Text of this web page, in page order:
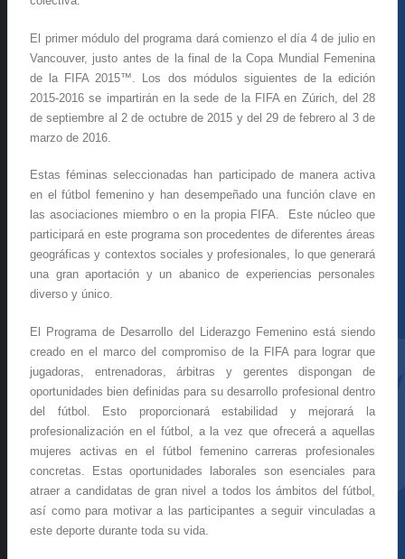
El primer módulo del programa dará comienzo el día 4 de julio en
Vancouver, justo antes de la final de la Copa Mundial Femenina
de la FIFA 2015™. Los dos módulos siguientes de la edición
2015-2016 se impartirán en la sede de la FIFA en Zúrich, del 28
de septiembre al 2 de octubre de 2015 y del 29 de febrero al 3 de
marzo de 2016.
Estas féminas seleccionadas han participado de manera activa
en el fútbol femenino y han desempeñado una función clave en
las asociaciones miembro o en la propia FIFA. Este núcleo que
participará en este programa son procedentes de diferentes áreas
geográficas y contextos sociales y profesionales, lo que generará
una gran aportación y un abanico de experiencias personales
diverso y único.
El Programa de Desarrollo del Liderazgo Femenino está siendo
creado en el marco del compromiso de la FIFA para lograr que
jugadoras, entrenadoras, árbitras y gerentes dispongan de
oportunidades bien definidas para su desarrollo profesional dentro
del fútbol. Esto proporcionará estabilidad y mejorará la
profesionalización en el fútbol, a la vez que ofrecerá a aquellas
mujeres activas en el fútbol femenino carreras profesionales
concretas. Estas oportunidades laborales son esenciales para
atraer a candidatas de gran nivel a todos los ámbitos del fútbol,
así como para motivar a las participantes a seguir vinculadas a
este deporte durante toda su vida.